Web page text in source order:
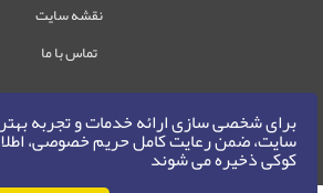
برای شخصی سازی ارائه خدمات و تجربه
سایت، ضمن رعایت کامل حریم خصوصی،
کوکی ذخیره می شوند
نقشه سایت
تماس با ما
حقوق این وب‌سایت متعلق
حق نشر